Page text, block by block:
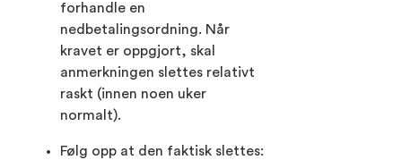
forhandle en
nedbetalingsordning. Når
kravet er oppgjort, skal
anmerkningen slettes relativt
raskt (innen noen uker
normalt).
Følg opp at den faktisk slettes: